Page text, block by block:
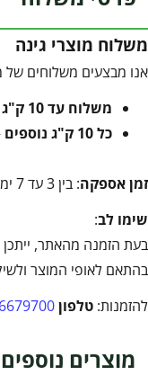
משלוח מוצרי גינה
אנו מבצעים משלוחים של
משלוח עד 10 ק"ג
כל 10 ק"ג נוספים
זמן אספקה: בין 3 עד 7 ימי עסקים
שימו לב:
בעת הזמנה מהאתר, ייתכן
בהתאם לאופי המוצר
להזמנות: טלפון
מוצרים